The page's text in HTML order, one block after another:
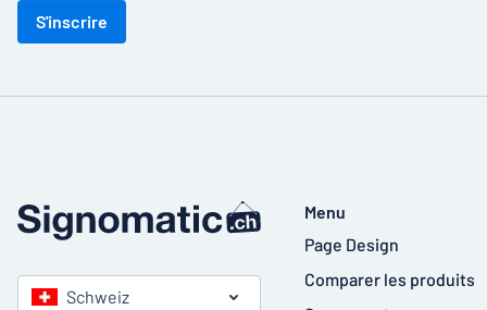
S'inscrire
Schweiz
Menu
Page Design
Comparer les produits